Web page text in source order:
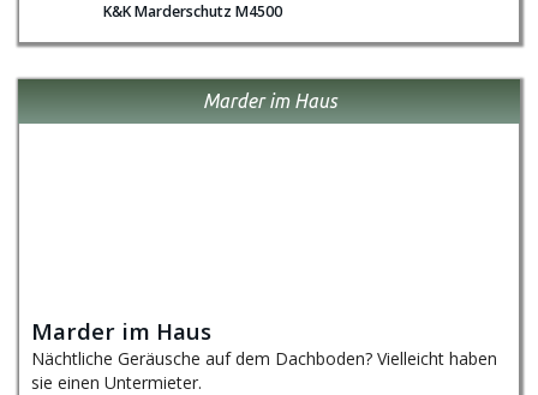
K&K Marderschutz M4500
Marder im Haus
Marder im Haus
Nächtliche Geräusche auf dem Dachboden? Vielleicht haben
sie einen Untermieter.